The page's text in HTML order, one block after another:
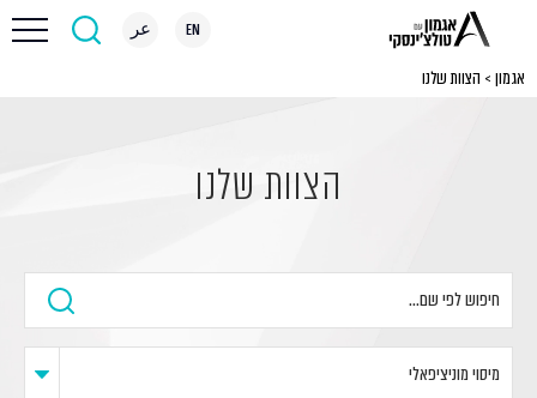
EN عر
אגמון > הצוות שלנו
הצוות שלנו